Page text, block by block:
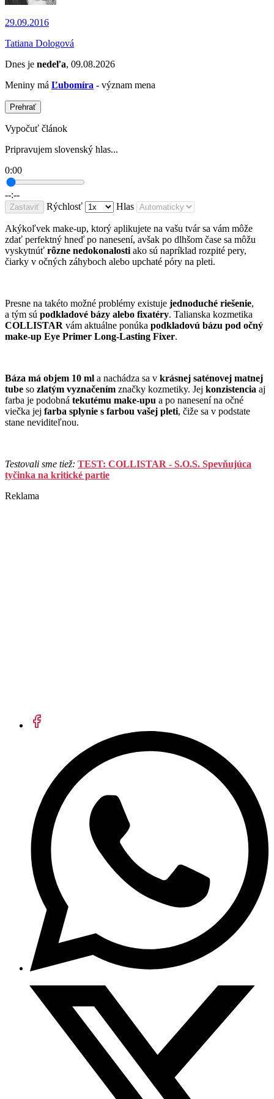
29.09.2016
Tatiana Dologová
Dnes je nedeľa, 09.08.2026
Meniny má Ľubomíra - význam mena
Prehrať
Vypočuť článok
Pripravujem slovenský hlas...
0:00
--:--
Zastaviť Rýchlosť Hlas
Akýkoľvek make-up, ktorý aplikujete na vašu tvár sa vám môže
zdať perfektný hneď po nanesení, avšak po dlhšom čase sa môžu
vyskytnúť rôzne nedokonalostiako sú napríklad rozpité pery,
čiarky v očných záhyboch alebo upchaté póry na pleti.
Presne na takéto možné problémy existuje jednoduché riešenie,
a tým sú podkladové bázy alebo fixatéry. Talianska kozmetika
COLLISTAR vám aktuálne ponúka podkladovú bázu pod očný
make-up Eye Primer Long-Lasting Fixer.
Báza má objem 10 ml a nachádza sa v krásnej saténovej matnej
tube so zlatým vyznačením značky kozmetiky. Jej konzistencia aj
farba je podobná tekutému make-upu a po nanesení na očné
viečka jej farba splynie s farbou vašej pleti, čiže sa v podstate
stane neviditeľnou.
Testovali sme tiež: TEST: COLLISTAR - S.O.S. Spevňujúca
tyčinka na kritické partie
Reklama